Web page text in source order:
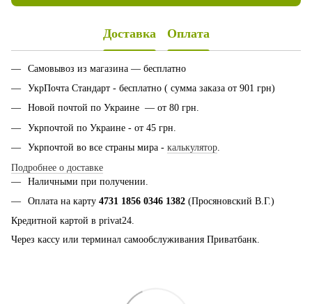
Доставка Оплата
Самовывоз из магазина — бесплатно
УкрПочта Стандарт - бесплатно ( сумма заказа от 901 грн)
Новой почтой по Украине — от 80 грн.
Укрпочтой по Украине - от 45 грн.
Укрпочтой во все страны мира - калькулятор.
Подробнее о доставке
Наличными при получении.
Оплата на карту 4731 1856 0346 1382 (Просяновский В.Г.)
Кредитной картой в privat24.
Через кассу или терминал самообслуживания Приватбанк.